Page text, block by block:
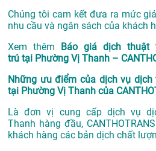
Chúng tôi cam kết đưa ra mức
nhu cầu và ngân sách của khách
Xem thêm
Báo giá dịch
trú tại Phường Vị Thanh –
Những ưu điểm của dịch vụ
tại Phường Vị Thanh của
Là đơn vị cung cấp dịch vụ
Thanh hàng đầu,
khách hàng các bản dịch chất